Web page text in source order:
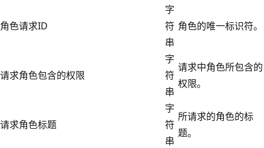
角色请求ID
字
符
串
角色的唯一标识符。
请求角色包含的权限
字
符
串
请求中角色所包含的
权限。
请求角色标题
字
符
串
所请求的角色的标
题。